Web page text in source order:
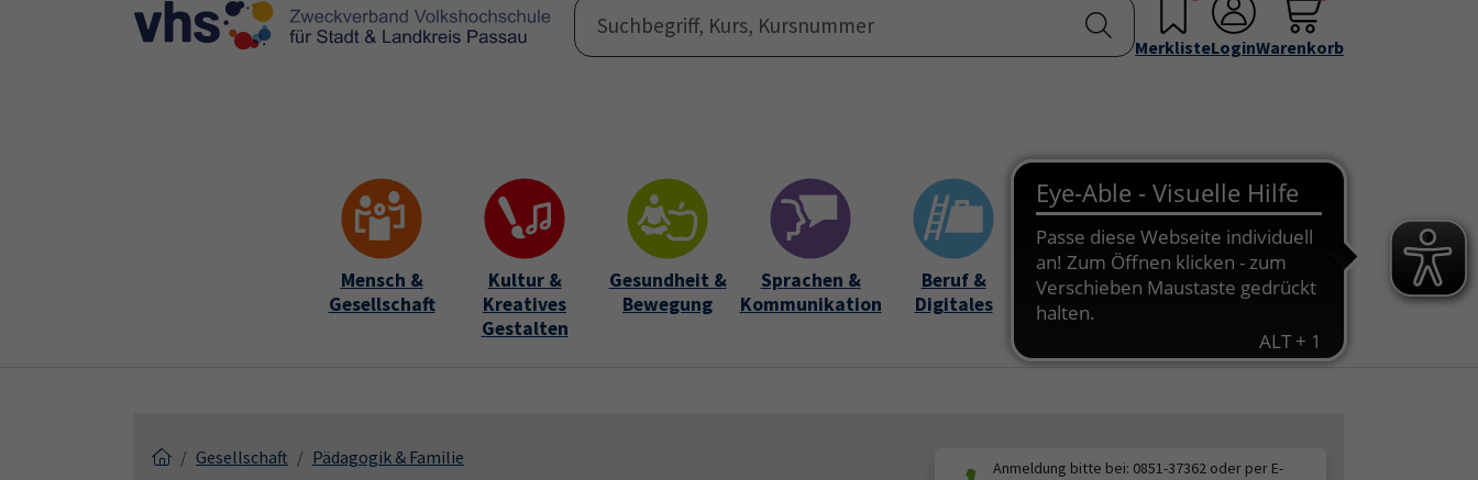
Skip to main content
Skip to page footer Programm Submenu for "Programm"Submenu for "Außenstellen"
Service & Info Submenu for "Service & Info"
Über uns
MerklisteLoginWarenkorb
Mensch &
Gesellschaft
Kultur &
Kreatives
Gestalten
Gesundheit &
Bewegung
Sprachen &
Kommunikation
Beruf &
Digitales
Onlinekurse
Gesellschaft Pädagogik & Familie
Anmeldung bitte bei: 0851-37362 oder per E-